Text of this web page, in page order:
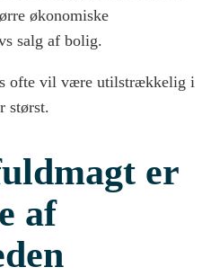
økonomiske
salg af bolig.
ofte vil være utilstrækkelig i
størst.
er
af